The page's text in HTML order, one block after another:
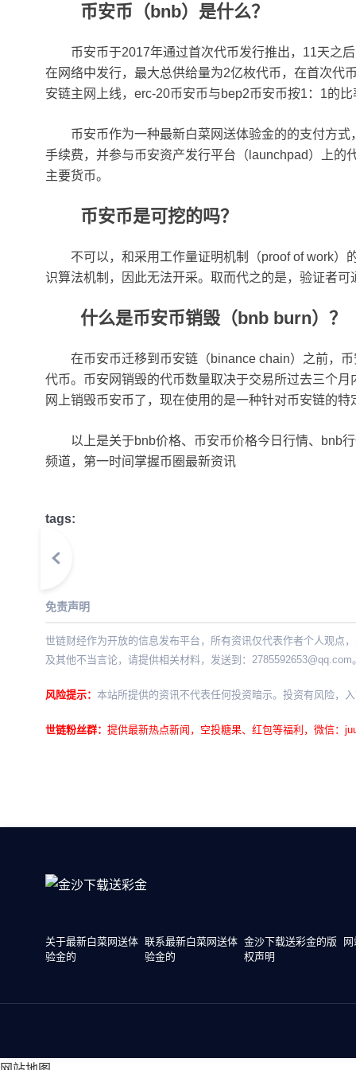
币安币（bnb）是什么？
币安币于2017年通过首次代币发行推出，11天之
在网络中发行，最大总供给量为2亿枚代币，在首次代
安链主网上线，erc-20币安币与bep2币安币按1：1的比
币安币作为一种最新白菜网送体验金的的支付方
手续费，并参与币安资产发行平台（launchpad）上的
主要货币。
币安币是可挖的吗？
不可以，和采用工作量证明机制（proof of work）
识算法机制，因此无法开采。取而代之的是，验证者可
什么是币安币销毁（bnb burn）？
在币安币迁移到币安链（binance chain）之前，
代币。币安网销毁的代币数量取决于交易所过去三个
网上销毁币安币了，现在使用的是一种针对币安链的
以上是关于bnb价格、币安币价格今日行情、bnb
频道，第一时间掌握币圈最新资讯
tags:
免责声明
世链财经作为开放的信息发布平台，所有资讯仅代表作者个人观点
及其他不当言论，请提供相关材料，发送到： 2785592653@qq.com。
风险提示： 本站所提供的资讯不代表任何投资暗示。投资有风险，入
世链粉丝群： 提供最新热点新闻，空投糖果、红包等福利，微信：
关于最新白菜网送体
验金的
联系最新白菜网送体
验金的
金沙下载送彩金的版
权声明